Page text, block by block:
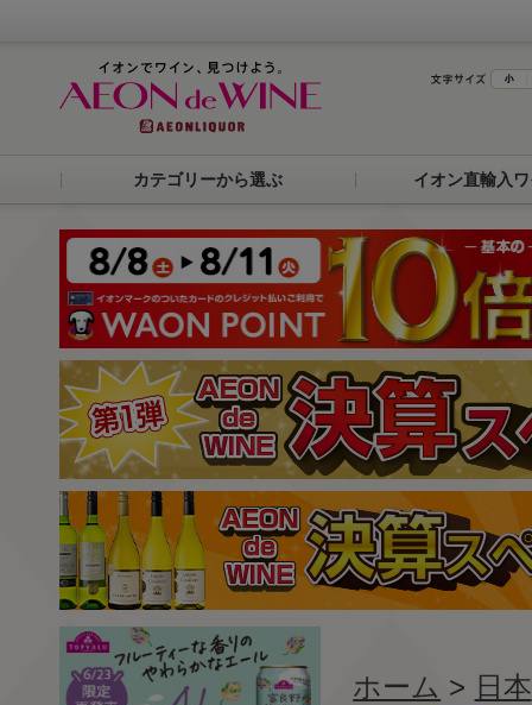
カテゴリーから選ぶ イオン直輸入
ホーム > 日本